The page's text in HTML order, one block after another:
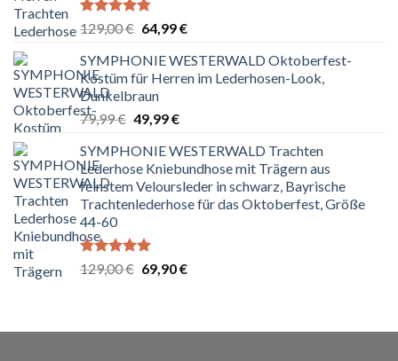
Bewertet
4.75
von 5
129,00€ Ursprünglicher
war:
129,00 €
64,99€Aktueller
ist:
64,99 €.
SYMPHONIE WESTERWALD Oktoberfest-
Kostüm für Herren im Lederhosen-Look,
Dunkelbraun
79,99€ Ursprünglicher
war:
79,99 €
49,99€Aktueller
ist:
49,99 €.
SYMPHONIE WESTERWALD Trachten
Lederhose Kniebundhose mit Trägern aus
feinstem Veloursleder in schwarz, Bayrische
Trachtenlederhose für das Oktoberfest, Größe
44-60
Bewertet
5.00
129,00€ Ursprünglicher
69,90€Aktueller